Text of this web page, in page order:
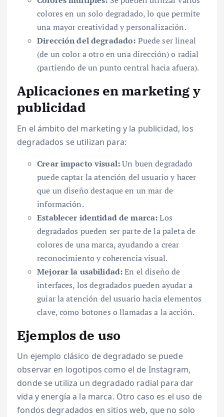
colores en un solo degradado, lo que permite
una mayor creatividad y personalización.
Dirección del degradado: Puede ser lineal
(de un color a otro en una dirección) o radial
(partiendo de un punto central hacia afuera).
Aplicaciones en marketing y
publicidad
En el ámbito del marketing y la publicidad, los
degradados se utilizan para:
Crear impacto visual:Un buen degradado
puede captar la atención del usuario y hacer
que un diseño destaque en un mar de
información.
Establecer identidad de marca:Los
degradados pueden ser parte de la paleta de
colores de una marca, ayudando a crear
reconocimiento y coherencia visual.
Mejorar la usabilidad:En el diseño de
interfaces, los degradados pueden ayudar a
guiar la atención del usuario hacia elementos
clave, como botones o llamadas a la acción.
Ejemplos de uso
Un ejemplo clásico de degradado se puede
observar en logotipos como el de Instagram,
donde se utiliza un degradado radial para dar
vida y energía a la marca. Otro caso es el uso de
fondos degradados en sitios web, que no solo